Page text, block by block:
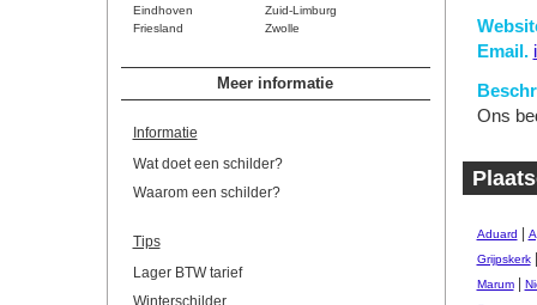
Eindhoven
Zuid-Limburg
Friesland
Zwolle
Meer informatie
Informatie
Wat doet een schilder?
Waarom een schilder?
Tips
Lager BTW tarief
Winterschilder
Email.
Ons
Aduard
Grijpskerk
Marum|